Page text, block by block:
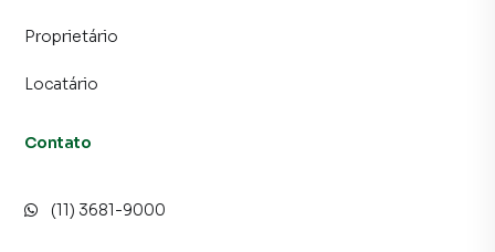
Proprietário
Locatário
Contato
(11) 3681-9000